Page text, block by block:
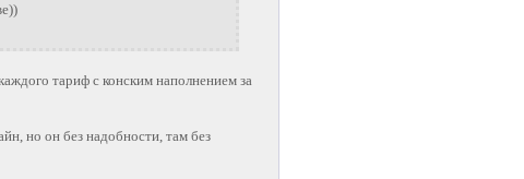
тариф с конским наполнением за
но он без надобности, там без